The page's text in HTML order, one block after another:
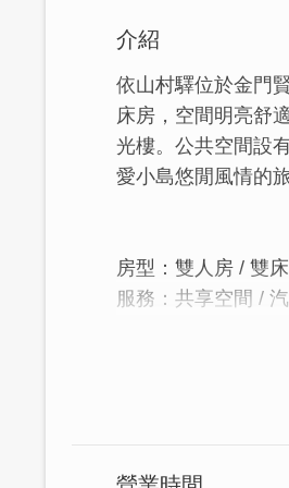
介紹
依山村驛位於金門
床房，空間明亮舒
光樓。公共空間設
愛小島悠閒風情的旅
房型：雙人房 / 雙
服務：共享空間 /